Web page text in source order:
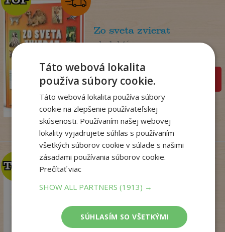
7 €
Zo sveta zvierat
. kolektív
pridať do košíka
TOP
TOP
Talianske tajomstvo
Winterová Lea
Na sklade
Táto webová lokalita
používa súbory cookie.
Táto webová lokalita používa súbory
cookie na zlepšenie používateľskej
skúsenosti. Používaním našej webovej
lokality vyjadrujete súhlas s používaním
všetkých súborov cookie v súlade s našimi
zásadami používania súborov cookie.
Prečítať viac
SHOW ALL PARTNERS (1913) →
SÚHLASÍM SO VŠETKÝMI